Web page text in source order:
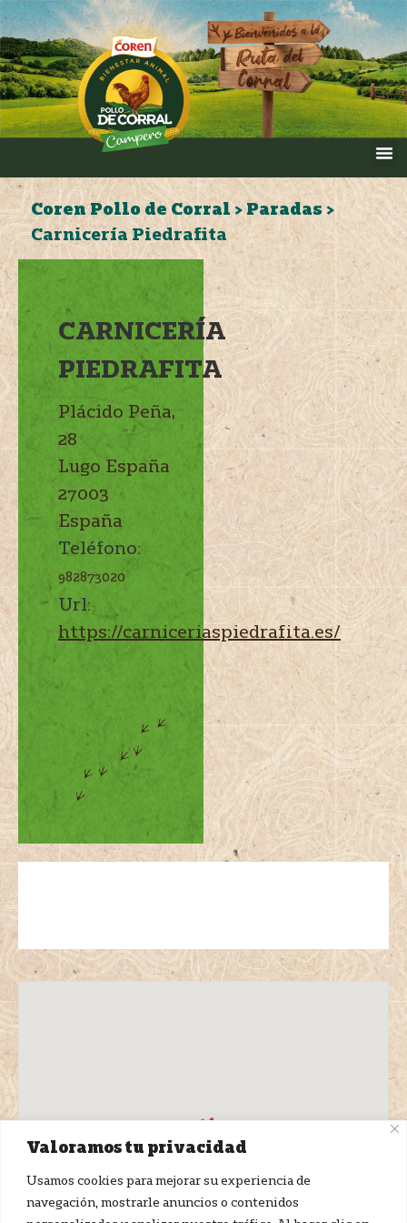
Valoramos tu privacidad
Usamos cookies para mejorar su experiencia de
navegación, mostrarle anuncios o contenidos
Coren Pollo de Corral>Paradas>
Carnicería Piedrafita
CARNICERÍA
PIEDRAFITA
Plácido Peña,
28
Lugo España
27003
España
Teléfono:
982873020
Url:
https://carniceriaspiedrafita.es/